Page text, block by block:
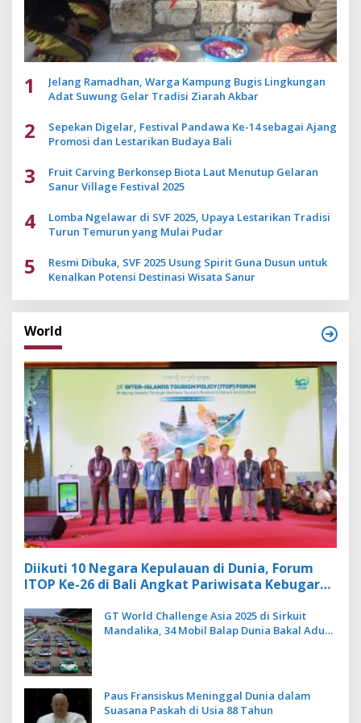
1
Jelang Ramadhan, Warga Kampung Bugis Lingkungan
Adat Suwung Gelar Tradisi Ziarah Akbar
2
Sepekan Digelar, Festival Pandawa Ke-14 sebagai Ajang
Promosi dan Lestarikan Budaya Bali
3
Fruit Carving Berkonsep Biota Laut Menutup Gelaran
Sanur Village Festival 2025
4
Lomba Ngelawar di SVF 2025, Upaya Lestarikan Tradisi
Turun Temurun yang Mulai Pudar
5
Resmi Dibuka, SVF 2025 Usung Spirit Guna Dusun untuk
Kenalkan Potensi Destinasi Wisata Sanur
World
Diikuti 10 Negara Kepulauan di Dunia, Forum
ITOP Ke-26 di Bali Angkat Pariwisata Kebugaran
GT World Challenge Asia 2025 di Sirkuit
Mandalika, 34 Mobil Balap Dunia Bakal Adu
Paus Fransiskus Meninggal Dunia dalam
Suasana Paskah di Usia 88 Tahun